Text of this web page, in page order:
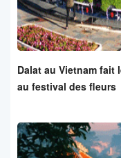
Dalat au Vietnam
au festival des fleurs